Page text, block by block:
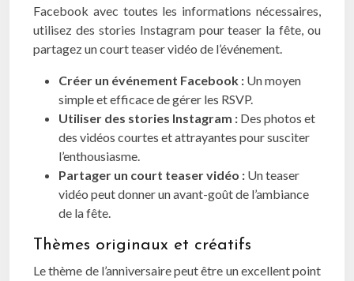
Facebook avec toutes les informations nécessaires,
utilisez des stories Instagram pour teaser la fête, ou
partagez un court teaser vidéo de l’événement.
Créer un événement Facebook : Un moyen
simple et efficace de gérer les RSVP.
Utiliser des stories Instagram : Des photos et
des vidéos courtes et attrayantes pour susciter
l’enthousiasme.
Partager un court teaser vidéo : Un teaser
vidéo peut donner un avant-goût de l’ambiance
de la fête.
Thèmes originaux et créatifs
Le thème de l’anniversaire peut être un excellent point